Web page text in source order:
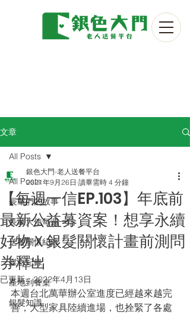
文章
All Posts
長輩們的故事
長輩大使每週一信
送餐關懷紀錄
媒合紀錄
產地到餐桌
銀髮知識
All Posts
【每週一信EP.103】年底前
最新公益募資案！想享永續
好物Ｘ銀髮關懷計畫前測問
券釋出
銀色大門-老人送餐平台
2021年9月26日 讀畢需時 4 分鐘
已更新：2022年4月13日
本週台北萬華辦公室進度已經越來越完
善，大型家具陸續進場，也拴緊了各處